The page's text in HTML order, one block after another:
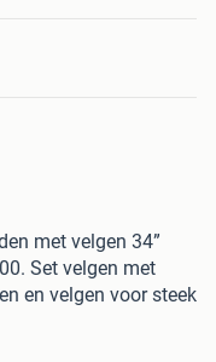
met velgen 34”
Set velgen met
en velgen voor steek
€200. 1 Michelin
10 gaads